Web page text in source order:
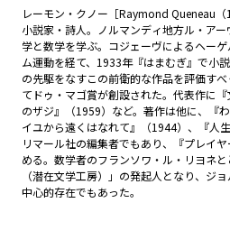
レーモン・クノー［Raymond Queneau
小説家・詩人。ノルマンディ地方ル・ア
学と数学を学ぶ。コジェーヴによるヘー
ム運動を経て、1933年『はまむぎ』で小
の先駆をなすこの前衛的な作品を評価す
てドゥ・マゴ賞が創設された。代表作に
のザジ』（1959）など。著作は他に、『
イユから遠くはなれて』（1944）、『人
リマール社の編集者でもあり、『プレイ
める。数学者のフランソワ・ル・リヨネ
（潜在文学工房）」の発起人となり、ジ
中心的存在でもあった。